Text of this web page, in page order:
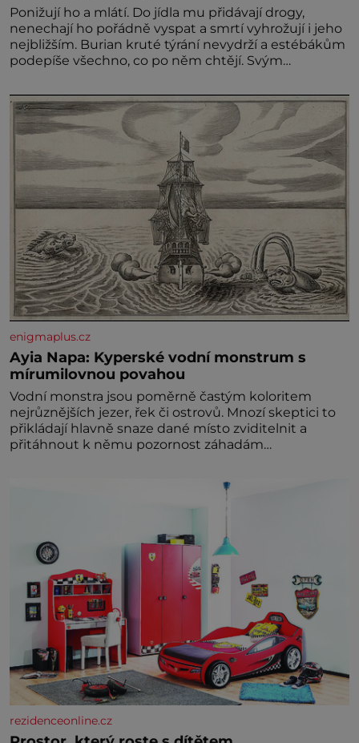
Ponižují ho a mlátí. Do jídla mu přidávají drogy,
nenechají ho pořádně vyspat a smrtí vyhrožují i jeho
nejbližším. Burian kruté týrání nevydrží a estébákům
podepíše všechno, co po něm chtějí. Svým
výslechů nikdo nevyvíjel fyzický ani psychický nátlak.
Syn brněnského řezníka chce být knězem a
enigmaplus.cz
Ayia Napa: Kyperské vodní monstrum s
mírumilovnou povahou
Vodní monstra jsou poměrně častým koloritem
nejrůznějších jezer, řek či ostrovů. Mnozí skeptici to
přikládají hlavně snaze dané místo zviditelnit a
přitáhnout k němu pozornost záhadám
rezidenceonline.cz